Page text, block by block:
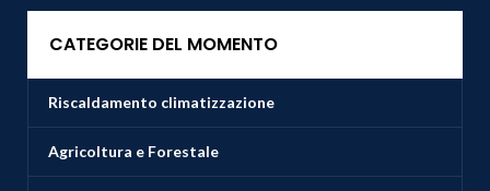
CATEGORIE DEL MOMENTO
Riscaldamento climatizzazione
Agricoltura e Forestale